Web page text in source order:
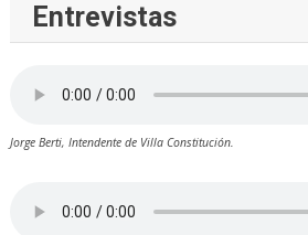
Entrevistas
Jorge Berti, Intendente de Villa Constitución.